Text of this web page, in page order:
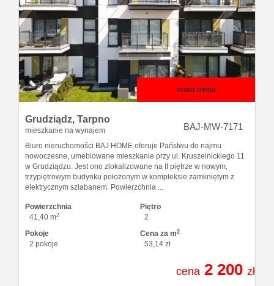
nowa oferta
Grudziądz, Tarpno
mieszkanie na wynajem BAJ-MW-7171
Biuro nieruchomości BAJ HOME oferuje Państwu do najmu
nowoczesne, umeblowane mieszkanie przy ul. Kruszelnickiego 11
w Grudziądzu. Jest ono zlokalizowane na II piętrze w nowym,
trzypiętrowym budynku położonym w kompleksie zamkniętym z
elektrycznym szlabanem. Powierzchnia ...
Powierzchnia
41,40 m2
Piętro
2
Pokoje
2 pokoje
Cena za m2
53,14 zł
cena 2 200 zł